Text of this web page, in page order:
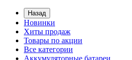
Назад
Новинки
Хиты продаж
Товары по акции
Все категории
Аккумуляторные батареи